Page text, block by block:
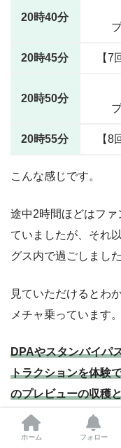
20時40分
20時45分 【
20時50分
20時55分 【
こんな感じです。
途中2時間ほどはフ
ていましたが、それ
グス内で過ごしました
見ていただけるとわ
メチャ乗っています。
DPAやスタンバイパ
トラクションを体験
のプレビューの収穫
しかも、待ち時間は
ホーム フォロー